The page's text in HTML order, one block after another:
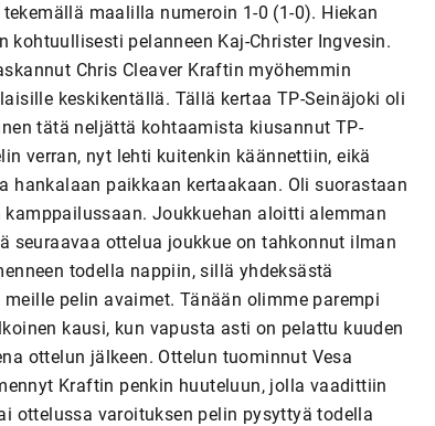
maalilla numeroin 1-0 (1-0). Hiekan
pelanneen Kaj-Christer Ingvesin.
Chris Cleaver Kraftin myöhemmin
keskikentällä. Tällä kertaa TP-Seinäjoki oli
tätä neljättä kohtaamista kiusannut TP-
verran, nyt lehti kuitenkin käännettiin, eikä
paikkaan kertaakaan. Oli suorastaan
Joukkuehan aloitti alemman
seuraavaa ottelua joukkue on tahkonnut ilman
todella nappiin, sillä yhdeksästä
pelin avaimet. Tänään olimme parempi
kausi, kun vapusta asti on pelattu kuuden
ottelun jälkeen. Ottelun tuominnut Vesa
Kraftin penkin huuteluun, jolla vaadittiin
ottelussa varoituksen pelin pysyttyä todella